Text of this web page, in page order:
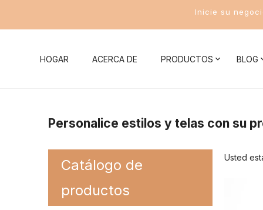
Inicie su
HOGAR ACERCA DE PRODUCTOS
Mujer traje de baño
Traje de baño de una pieza
Traje de baño de dos piezas
BLOG
Noticias de la compañía
Personalice estilos y telas con su
Catálogo de
productos
Usted